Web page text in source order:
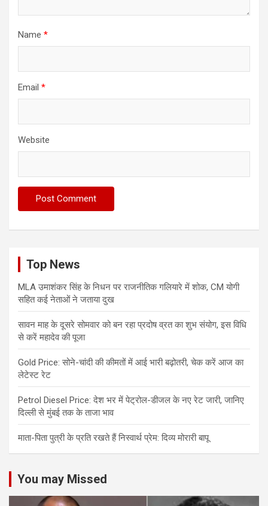
Name *
Email *
Website
Top News
MLA उमाशंकर सिंह के निधन पर राजनीतिक गलियारे में शोक, CM योगी
सहित कई नेताओं ने जताया दुख
सावन माह के दूसरे सोमवार को बन रहा प्रदोष व्रत का शुभ संयोग, इस विधि
से करें महादेव की पूजा
Gold Price: सोने-चांदी की कीमतों में आई भारी बढ़ोतरी, चेक करें आज का
लेटेस्ट रेट
Petrol Diesel Price: देश भर में पेट्रोल-डीजल के नए रेट जारी, जानिए
दिल्ली से मुंबई तक के ताजा भाव
माता-पिता पुत्री के प्रति रखते हैं निस्वार्थ प्रेम: दिव्य मोरारी बापू
You may Missed